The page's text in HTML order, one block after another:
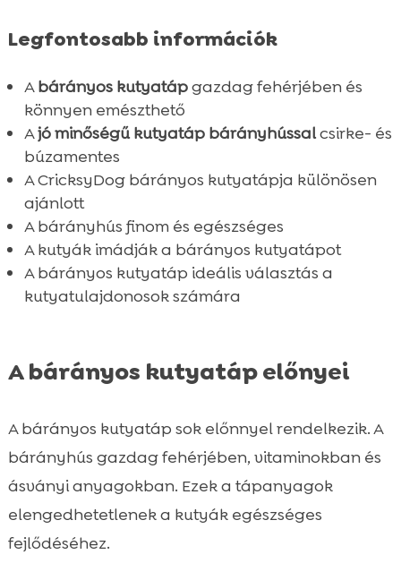
 Táplálkozási útmutató és adagolás
Átállás új tápra – Hasznos tanácsok
 A minőségi alapanyagok szerepe
 Összefoglaló
 GYAKRAN ISMÉTELT KÉRDÉSEK
Legfontosabb információk
Abárányos kutyatápgazdag fehérjében és
könnyen emészthető
Ajó minőségű kutyatáp bárányhússalcsirke- és
búzamentes
A CricksyDog bárányos kutyatápja különösen
ajánlott
A bárányhús finom és egészséges
A kutyák imádják a bárányos kutyatápot
A bárányos kutyatáp ideális választás a
kutyatulajdonosok számára
A bárányos kutyatáp előnyei
A bárányos kutyatáp sok előnnyel rendelkezik. A
bárányhús gazdag fehérjében, vitaminokban és
ásványi anyagokban. Ezek a tápanyagok
elengedhetetlenek a kutyák egészséges
fejlődéséhez.